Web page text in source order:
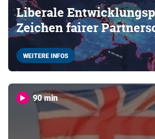
Liberale
Zeichen fairer
WEITERE INFOS
90 min